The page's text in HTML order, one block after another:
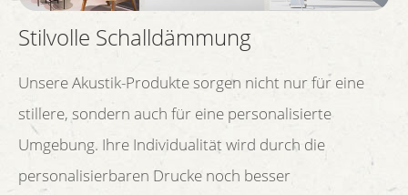
Stilvolle Schalldämmung
Unsere Akustik-Produkte sorgen nicht nur für eine
stillere, sondern auch für eine personalisierte
Umgebung. Ihre Individualität wird durch die
personalisierbaren Drucke noch besser